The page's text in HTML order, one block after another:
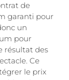
de
garanti pour
un
pour
résultat des
Ce
le prix